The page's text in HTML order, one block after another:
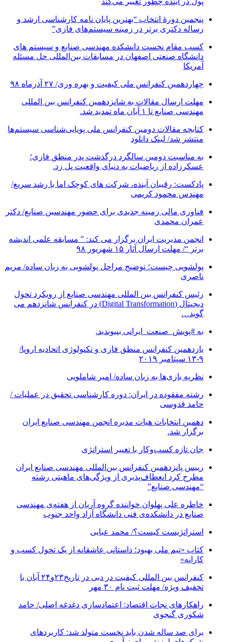
پنجمین دورۀ انتخاب “بهترین پایان ­نامه کارشناسی­ ارشد و
رساله دکتری برتر در زمینه سیستم‌های فازی”
کسب مقام نخست دانشکده مهندسی صنایع و سیستم های
دانشگاه صنعتی اصفهان در مسابقات بین‌المللی حل مسئله
آمریکا
چهاردهمین کنفرانس ملی کیفیت و بهره وری/ ۲۷ آذرماه ۹۸
مهلت ارسال مقالات به شانزدهمین کنفرانس بین المللی
مهندسی صنایع تا ۱ آبان ماه تمدید شد.
کتابچه مقالات دومین کنفرانس ملی پویایی‌شناسی سیستم‌ها
منتشر شد/ لینک دانلود
به مناسبت دومین سالگرد درگذشت پدر منطق فازی؛
عسکرزاده از ریاضیات به دنیای واقعیت پل زد.
پادکست: رقیبان آینده، شرکت های کوچک اما با رشد سریع/
مهندس محمود کریمی
فناوری مالی زمینه جدیدی برای حضور مهندسین صنایع/ دکتر
عمران محمدی
انجمن مدیریت ایران برگزار می کند: ” مسابقه علمی اندیشه
برتر “/ مهلت ارسال آثار ۱۵ شهریور ۹۸
پولشویی چیست؛ توضیح مراحل پولشویی به زبان ساده/ مریم
ناصری
رئیس کنفرانس بین المللی مهندسی صنایع از رویکرد تحول
دیجیتال (Digital Transformation) در کنفرانس شانزدهم می
گوید…
به #پویش_صنعت_ایرانی بپیوندید.
یازدهمین کنفرانس منطق فازی و تکنولوژی اتحادیه اروپا/
۹-۱۳ سپتامبر ۲۰۱۹
نظریه بازی‌ها به زبان ساده/ امیر شاملویی
رشته مفقوده در ایران: دوره کارشناسی تحقیق در عملیات /
حامد قدوسی
دهمین انتخابات هیات مدیره انجمن مهندسی صنایع ایران
برگزار شد.
جان تازه کسب‌وکار با تغییر استراتژی
رییس پانزدهمین کنفرانس بین‌المللی مهندسی صنایع ایران
مطرح کرد انعطاف‌پذیری از ویژگی‌های ماهیتی رشته
“مهندسی صنایع”
خاطره علی پهلوان خواننده گروه آریان از هفته‌ی مهندسی
صنایع در دانشکده‌ی فنی دانشگاه آزاد واحد جنوب
استراتژیست کیست؟‬/ محمد عبایی
کتاب «تیم ملی بهبود؛ داستانی عاشقانه از یک تحول کسب و
کارانه»
کنفرانس بین المللی کیفیت در دبی در تاریخ۲۳و۲۴ آبان با
تخفیف ویژه/ مهلت ثبت نام ۳۰ مهر
راهکارهای نجات اقتصاد: اعتمادسازی دغدغه اصلی/ حامد
شکوری گنجوی
برای صد ساله شدن باید نخست متولد شد: کاربردهای